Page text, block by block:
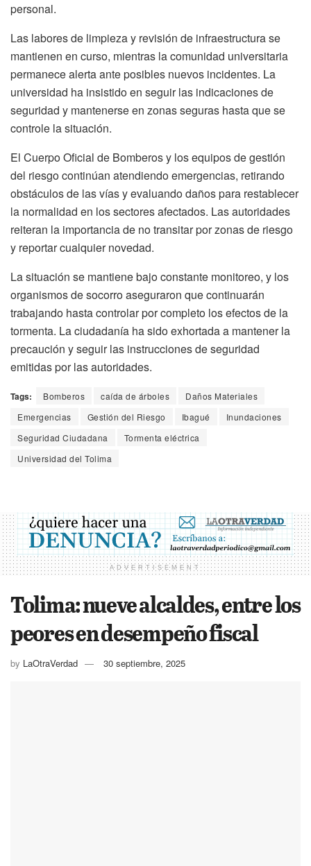
personal.
Las labores de limpieza y revisión de infraestructura se
mantienen en curso, mientras la comunidad universitaria
permanece alerta ante posibles nuevos incidentes. La
universidad ha insistido en seguir las indicaciones de
seguridad y mantenerse en zonas seguras hasta que se
controle la situación.
El Cuerpo Oficial de Bomberos y los equipos de gestión
del riesgo continúan atendiendo emergencias, retirando
obstáculos de las vías y evaluando daños para restablecer
la normalidad en los sectores afectados. Las autoridades
reiteran la importancia de no transitar por zonas de riesgo
y reportar cualquier novedad.
La situación se mantiene bajo constante monitoreo, y los
organismos de socorro aseguraron que continuarán
trabajando hasta controlar por completo los efectos de la
tormenta. La ciudadanía ha sido exhortada a mantener la
precaución y seguir las instrucciones de seguridad
emitidas por las autoridades.
Tags: Bomberos caída de árboles
Daños Materiales
Emergencias
Gestión del Riesgo Ibagué
Inundaciones
Seguridad Ciudadana
Tormenta eléctrica
Universidad del Tolima
ADVERTISEMENT
Tolima: nueve alcaldes, entre los
peores en desempeño fiscal
by LaOtraVerdad 30 septiembre, 2025